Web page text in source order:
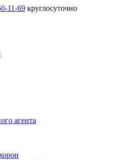
11-69 круглосуточно
агента